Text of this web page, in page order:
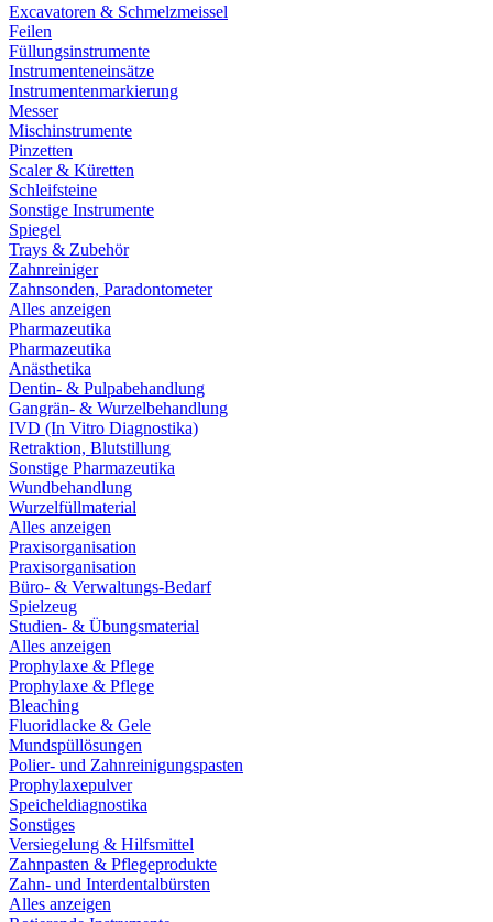
Excavatoren & Schmelzmeissel
Feilen
Füllungsinstrumente
Instrumenteneinsätze
Instrumentenmarkierung
Messer
Mischinstrumente
Pinzetten
Scaler & Küretten
Schleifsteine
Sonstige Instrumente
Spiegel
Trays & Zubehör
Zahnreiniger
Zahnsonden, Paradontometer
Alles anzeigen
Pharmazeutika
Pharmazeutika
Anästhetika
Dentin- & Pulpabehandlung
Gangrän- & Wurzelbehandlung
IVD (In Vitro Diagnostika)
Retraktion, Blutstillung
Sonstige Pharmazeutika
Wundbehandlung
Wurzelfüllmaterial
Alles anzeigen
Praxisorganisation
Praxisorganisation
Büro- & Verwaltungs-Bedarf
Spielzeug
Studien- & Übungsmaterial
Alles anzeigen
Prophylaxe & Pflege
Prophylaxe & Pflege
Bleaching
Fluoridlacke & Gele
Mundspüllösungen
Polier- und Zahnreinigungspasten
Prophylaxepulver
Speicheldiagnostika
Sonstiges
Versiegelung & Hilfsmittel
Zahnpasten & Pflegeprodukte
Zahn- und Interdentalbürsten
Alles anzeigen